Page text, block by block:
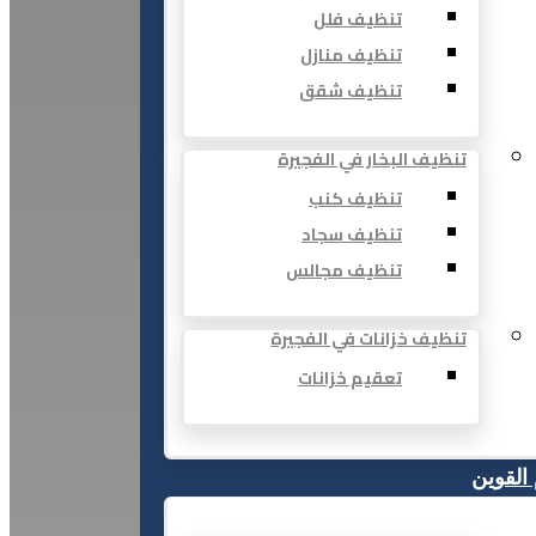
تنظيف فلل
تنظيف منازل
تنظيف شقق
تنظيف البخار في الفجيرة
تنظيف كنب
تنظيف سجاد
تنظيف مجالس
تنظيف خزانات في الفجيرة
تعقيم خزانات
القوين